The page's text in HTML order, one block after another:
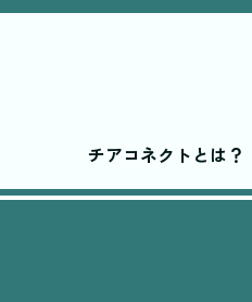
チアコネクトとは？